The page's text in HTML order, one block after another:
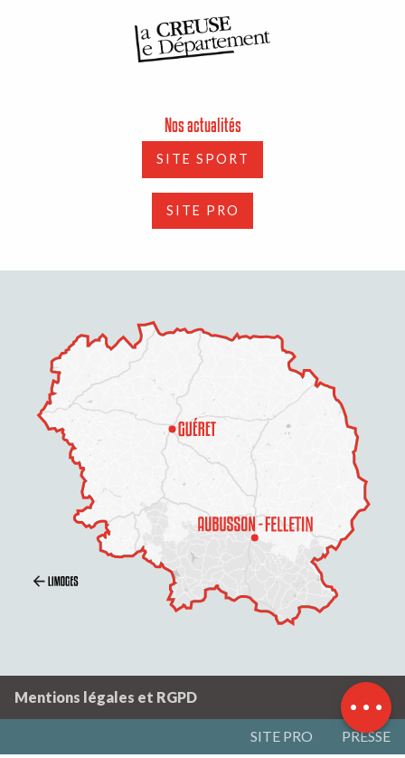
Prestations
Nos actualités
SITE SPORT
SITE PRO
Mentions légales et RGPD
SITE PRO PRESSE